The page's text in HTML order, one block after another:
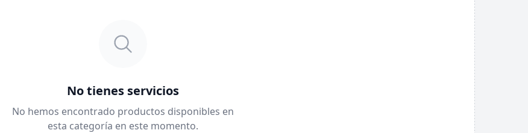
No tienes servicios
No hemos encontrado productos disponibles en
esta categoría en este momento.